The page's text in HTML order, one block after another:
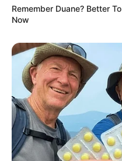
13:20 / 06 Avqust 2026
Prezidentdən
FƏRMAN
Remember Duane? Better
Now